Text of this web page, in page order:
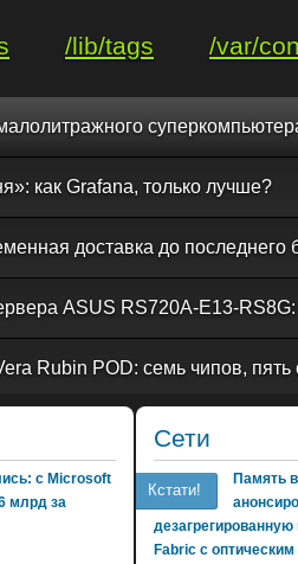
/lib/tags /var/
как Grafana, только лучше?
с Microsoft
млрд за
Сети
Кстати!
Память
Fabric с